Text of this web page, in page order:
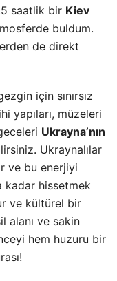
saatlik bir Kiev
buldum.
de direkt
için sınırsız
yapıları, müzeleri
Ukrayna’nın
Ukraynalılar
ve bu enerjiyi
kadar hissetmek
ve kültürel bir
alanı ve sakin
hem huzuru bir